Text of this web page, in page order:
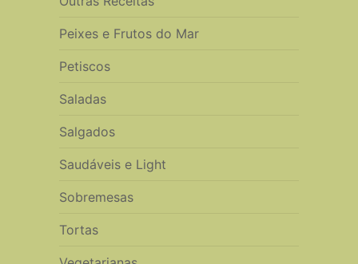
Peixes e Frutos do Mar
Petiscos
Saladas
Salgados
Saudáveis e Light
Sobremesas
Tortas